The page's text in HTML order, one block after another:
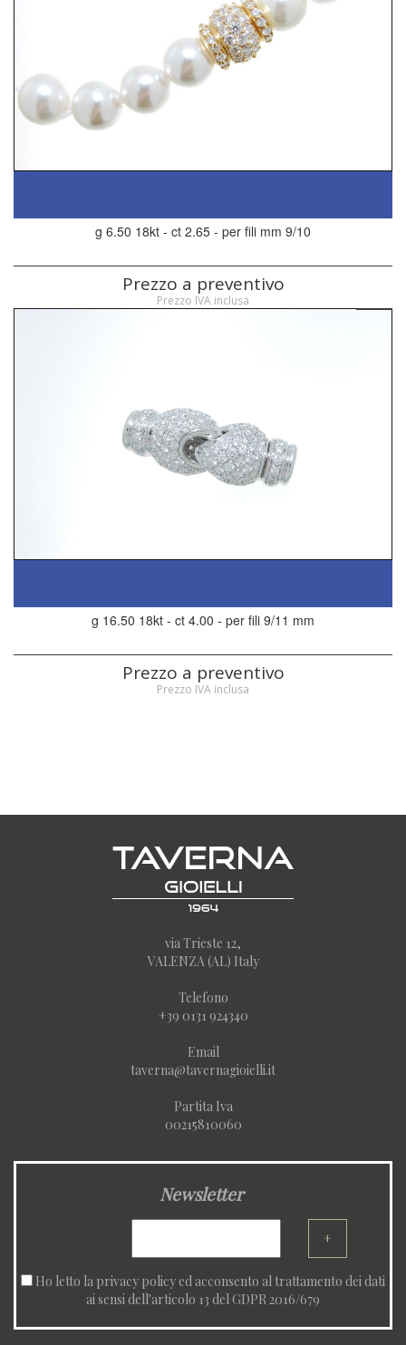
g 6.50 18kt - ct 2.65 - per fili mm 9/10
Prezzo a preventivo
Prezzo IVA inclusa
g 16.50 18kt - ct 4.00 - per fili 9/11 mm
Prezzo a preventivo
Prezzo IVA inclusa
via Trieste 12,
VALENZA (AL) Italy
Telefono
+39 0131 924340
Email
taverna@tavernagioielli.it
Partita Iva
00215810060
Newsletter
+
Ho letto la privacy policyed acconsento al trattamento dei dati
ai sensi dell'articolo 13 del GDPR 2016/679